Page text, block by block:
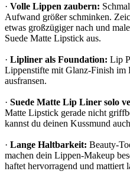
· Volle Lippen zaubern:
Aufwand größer schminken.
etwas großzügiger nach und
Suede Matte Lipstick aus.
· Lipliner als Foundation: Lip
Lippenstifte mit Glanz-Finish im
ausfransen.
· Suede Matte Lip Liner solo
Matte Lipstick gerade nicht
kannst du deinen Kussmund
· Lange Haltbarkeit: Beauty-
machen dein Lippen-Makeup
haftet hervorragend und mattiert